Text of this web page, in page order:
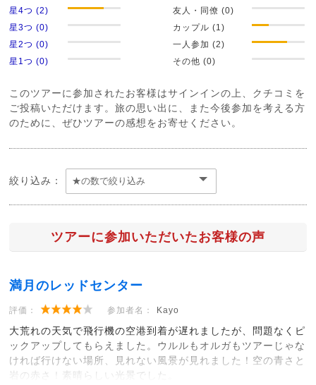
星4つ (2)
星3つ (0)
星2つ (0)
星1つ (0)
友人・同僚 (0)
カップル (1)
一人参加 (2)
その他 (0)
このツアーに参加されたお客様はサインインの上、クチコミを
ご投稿いただけます。旅の思い出に、また今後参加を考える方
のために、ぜひツアーの感想をお寄せください。
絞り込み：
ツアーに参加いただいたお客様の声
満月のレッドセンター
評価： 参加者名： Kayo
大荒れの天気で飛行機の空港到着が遅れましたが、問題なくピ
ックアップしてもらえました。ウルルもオルガもツアーじゃな
ければ行けない場所、見れない風景が見れました！空の青さと
岩の赤さ！素晴らしい光景でした。